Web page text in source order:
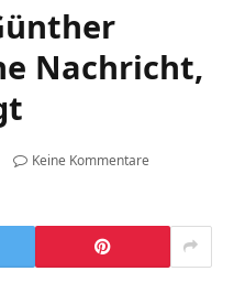
Nachricht,
Keine Kommentare